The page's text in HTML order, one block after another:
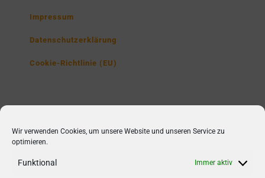
Wir verwenden Cookies, um unsere Website und unseren Service zu
optimieren.
Funktional Immer aktiv
Impressum
Datenschutzerklärung
Cookie-Richtlinie (EU)
Poppenbütteler Str. 230,